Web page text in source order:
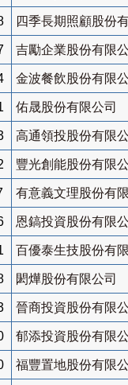
四季長期照顧股份
吉勵企業股份有限
金波餐飲股份有限
佑晟股份有限公司
高通領投股份有限
豐光創能股份有限
有意義文理股份有
恩鎬投資股份有限
百優泰生技股份有
閎燁股份有限公司
晉商投資股份有限
郁添投資股份有限
福豐置地股份有限